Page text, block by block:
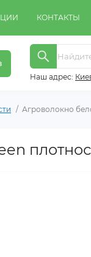
КОНТАКТЫ
Наш адрес:
Агроволокно